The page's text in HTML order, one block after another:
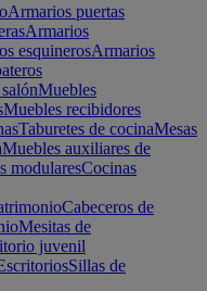
Armarios puertas
Armarios
esquinerosArmarios
Muebles
Muebles recibidores
Taburetes de cocinaMesas
Muebles auxiliares de
modularesCocinas
Cabeceros de
Mesitas de
juvenil
Sillas de